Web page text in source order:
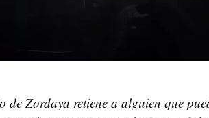
de Zordaya retiene a alguien que